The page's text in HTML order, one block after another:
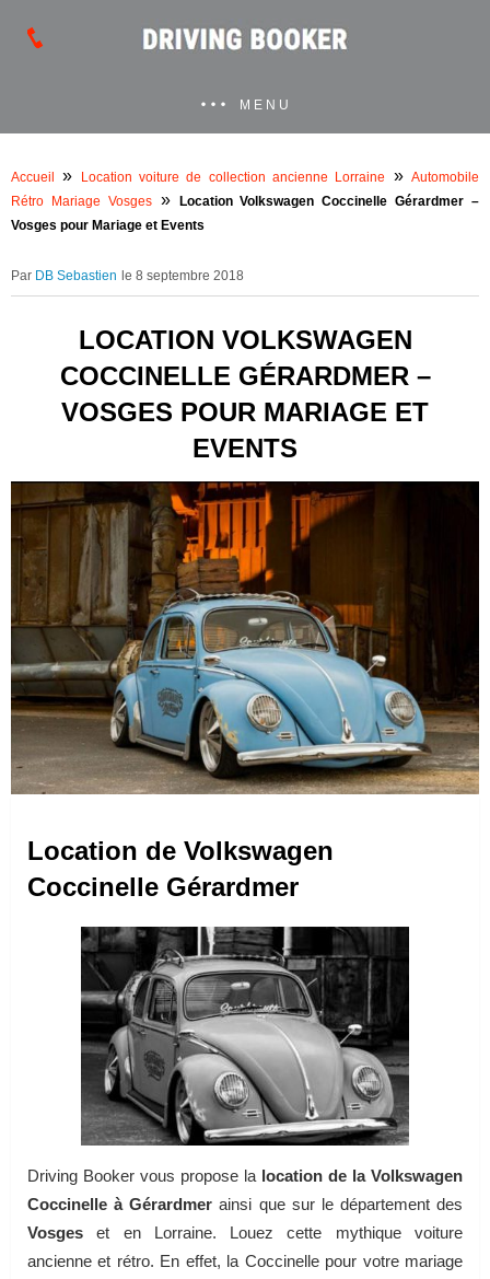
MENU
Accueil » Location voiture de collection ancienne Lorraine »Automobile
Rétro Mariage Vosges»
Location Volkswagen Coccinelle Gérardmer –
Vosges pour Mariage et Events
DB Sebastien le 8 septembre 2018
LOCATION VOLKSWAGEN
COCCINELLE GÉRARDMER –
VOSGES POUR MARIAGE ET
EVENTS
Location de Volkswagen
Coccinelle Gérardmer
Driving Booker vous propose la location de la Volkswagen
Coccinelle à Gérardmer ainsi que sur le département des
Vosges et en Lorraine. Louez cette mythique voiture
ancienne et rétro. En effet, la Coccinelle pour votre mariage